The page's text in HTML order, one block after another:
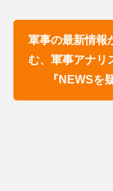
軍事の最新情報
む、軍事アナリ
『NEWSを